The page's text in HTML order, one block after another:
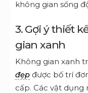
không gian sống
3. Gợi ý thiết
gian xanh
Không gian xanh
đẹp được bố trí
cấp. Các vật